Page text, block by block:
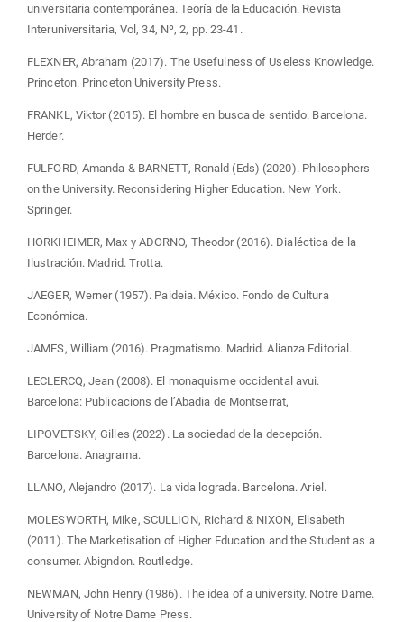
universitaria contemporánea. Teoría de la Educación. Revista
Interuniversitaria, Vol, 34, Nº, 2, pp. 23-41.
FLEXNER, Abraham (2017). The Usefulness of Useless Knowledge.
Princeton. Princeton University Press.
FRANKL, Viktor (2015). El hombre en busca de sentido. Barcelona.
Herder.
FULFORD, Amanda & BARNETT, Ronald (Eds) (2020). Philosophers
on the University. Reconsidering Higher Education. New York.
Springer.
HORKHEIMER, Max y ADORNO, Theodor (2016). Dialéctica de la
Ilustración. Madrid. Trotta.
JAEGER, Werner (1957). Paideia. México. Fondo de Cultura
Económica.
JAMES, William (2016). Pragmatismo. Madrid. Alianza Editorial.
LECLERCQ, Jean (2008). El monaquisme occidental avui.
Barcelona: Publicacions de l’Abadia de Montserrat,
LIPOVETSKY, Gilles (2022). La sociedad de la decepción.
Barcelona. Anagrama.
LLANO, Alejandro (2017). La vida lograda. Barcelona. Ariel.
MOLESWORTH, Mike, SCULLION, Richard & NIXON, Elisabeth
(2011). The Marketisation of Higher Education and the Student as a
consumer. Abigndon. Routledge.
NEWMAN, John Henry (1986). The idea of a university. Notre Dame.
University of Notre Dame Press.